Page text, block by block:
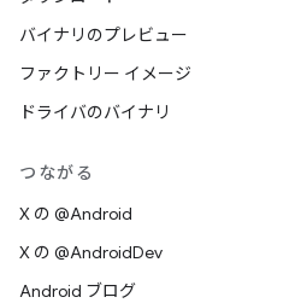
バイナリのプレビュー
ファクトリー イメージ
ドライバのバイナリ
つながる
X の @Android
X の @AndroidDev
Android ブログ